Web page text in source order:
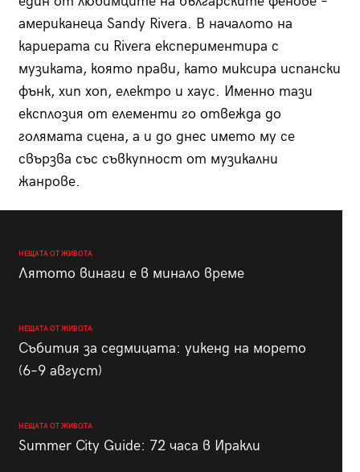
американеца Sandy Rivera. В началото на
кариерата си Rivera експериментира с
музиката, която прави, като миксира испански
фънк, хип хоп, електро и хаус. Именно тази
експлозия от елементи го отвежда до
голямата сцена, а и до днес името му се
свързва със съвкупност от музикални
жанрове.
НЕЩАТА ОТ ЖИВОТА
Лятото винаги е в минало време
НЕЩАТА ОТ ЖИВОТА
Събития за седмицата: уикенд на морето
(6–9 август)
НЕЩАТА ОТ ЖИВОТА
Summer City Guide: 72 часа в Иракли